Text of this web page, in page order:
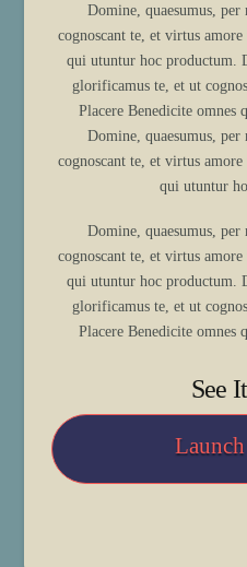
Domine, quaesumus,
cognoscant te, et virtus
qui utuntur hoc productum.
glorificamus te, et ut
Placere Benedicite omnes
Domine, quaesumus,
cognoscant te, et virtus
qui utuntur
Domine, quaesumus,
cognoscant te, et virtus
qui utuntur hoc productum.
glorificamus te, et ut
Placere Benedicite omnes
See